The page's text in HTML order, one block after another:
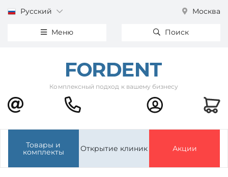
Русский Москва
Меню Поиск
Комплексный подход к вашему бизнесу
Товары и
комплекты Открытие клиник Акции